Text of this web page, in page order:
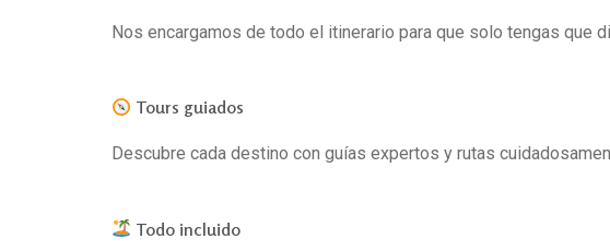
Nos encargamos de todo el itinerario para que solo tengas que
Tours guiados
Descubre cada destino con guías expertos y rutas
Todo incluido